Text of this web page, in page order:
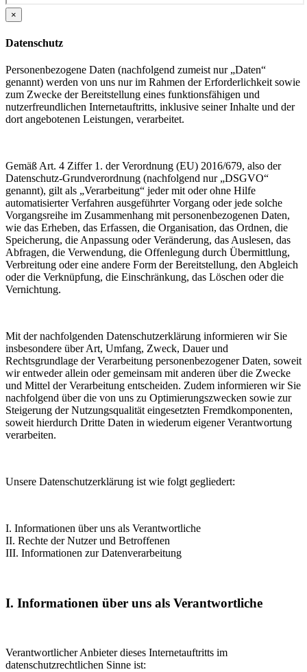
×
Datenschutz
Personenbezogene Daten (nachfolgend zumeist nur „Daten“
genannt) werden von uns nur im Rahmen der Erforderlichkeit sowie
zum Zwecke der Bereitstellung eines funktionsfähigen und
nutzerfreundlichen Internetauftritts, inklusive seiner Inhalte und der
dort angebotenen Leistungen, verarbeitet.
Gemäß Art. 4 Ziffer 1. der Verordnung (EU) 2016/679, also der
Datenschutz-Grundverordnung (nachfolgend nur „DSGVO“
genannt), gilt als „Verarbeitung“ jeder mit oder ohne Hilfe
automatisierter Verfahren ausgeführter Vorgang oder jede solche
Vorgangsreihe im Zusammenhang mit personenbezogenen Daten,
wie das Erheben, das Erfassen, die Organisation, das Ordnen, die
Speicherung, die Anpassung oder Veränderung, das Auslesen, das
Abfragen, die Verwendung, die Offenlegung durch Übermittlung,
Verbreitung oder eine andere Form der Bereitstellung, den Abgleich
oder die Verknüpfung, die Einschränkung, das Löschen oder die
Vernichtung.
Mit der nachfolgenden Datenschutzerklärung informieren wir Sie
insbesondere über Art, Umfang, Zweck, Dauer und
Rechtsgrundlage der Verarbeitung personenbezogener Daten, soweit
wir entweder allein oder gemeinsam mit anderen über die Zwecke
und Mittel der Verarbeitung entscheiden. Zudem informieren wir Sie
nachfolgend über die von uns zu Optimierungszwecken sowie zur
Steigerung der Nutzungsqualität eingesetzten Fremdkomponenten,
soweit hierdurch Dritte Daten in wiederum eigener Verantwortung
verarbeiten.
Unsere Datenschutzerklärung ist wie folgt gegliedert:
I. Informationen über uns als Verantwortliche
II. Rechte der Nutzer und Betroffenen
III. Informationen zur Datenverarbeitung
I. Informationen über uns als Verantwortliche
Verantwortlicher Anbieter dieses Internetauftritts im
datenschutzrechtlichen Sinne ist: